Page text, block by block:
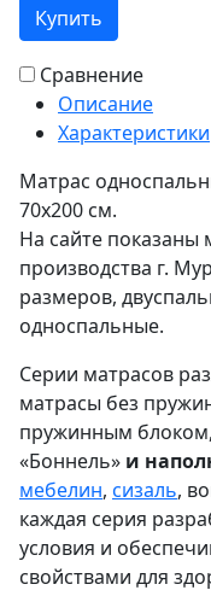
Купить
Сравнение
Описание
Характеристики
Матрас
70х200 см.
На сайте показаны
производства г.
размеров,
односпальные.
Серии матрасов
матрасы без
пружинным
«Боннель» и
мебелин, сизаль,
каждая серия
условия и
свойствами для